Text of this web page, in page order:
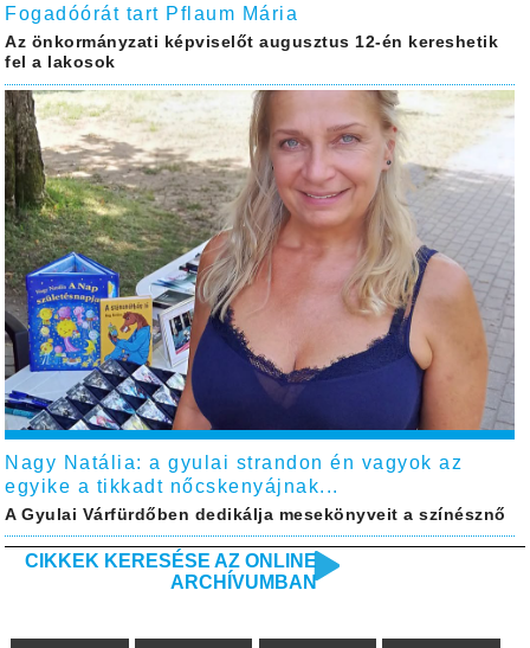
Fogadóórát tart Pflaum Mária
Az önkormányzati képviselőt augusztus 12-én kereshetik
fel a lakosok
Nagy Natália: a gyulai strandon én vagyok az
egyike a tikkadt nőcskenyájnak...
A Gyulai Várfürdőben dedikálja mesekönyveit a színésznő
CIKKEK KERESÉSE AZ ONLINE
ARCHÍVUMBAN